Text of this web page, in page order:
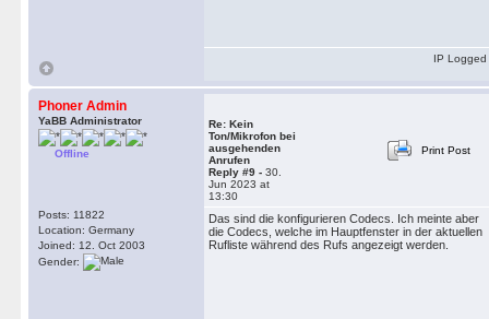
IP Logged
Phoner Admin
YaBB Administrator
Offline
Posts: 11822
Location: Germany
Joined: 12. Oct 2003
Gender:
Re: Kein
Ton/Mikrofon bei
ausgehenden
Anrufen
Reply #9 - 30.
Jun 2023 at
13:30
Print Post
Das sind die konfigurieren Codecs. Ich meinte aber
die Codecs, welche im Hauptfenster in der aktuellen
Rufliste während des Rufs angezeigt werden.